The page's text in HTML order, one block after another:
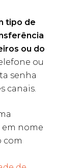
tipo de
ou do
ou
senha
canais.
nome
com